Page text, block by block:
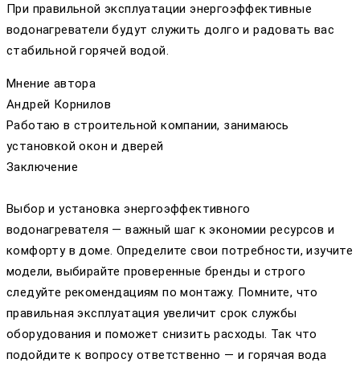
При правильной эксплуатации энергоэффективные
водонагреватели будут служить долго и радовать вас
стабильной горячей водой.
Мнение автора
Андрей Корнилов
Работаю в строительной компании, занимаюсь
установкой окон и дверей
Заключение
Выбор и установка энергоэффективного
водонагревателя — важный шаг к экономии ресурсов и
комфорту в доме. Определите свои потребности, изучите
модели, выбирайте проверенные бренды и строго
следуйте рекомендациям по монтажу. Помните, что
правильная эксплуатация увеличит срок службы
оборудования и поможет снизить расходы. Так что
подойдите к вопросу ответственно — и горячая вода